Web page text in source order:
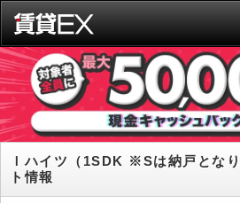
Ｉハイツ（1SDK ※Sは納戸とな
ト情報